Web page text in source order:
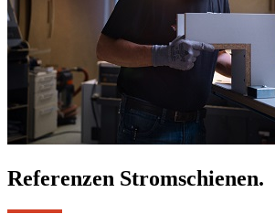
Referenzen Stromschienen.